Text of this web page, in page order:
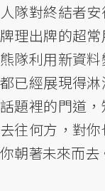
人隊對終結者
牌理出牌的超
熊隊利用新資
都已經展現得
話題裡的門道
去往何方，對
你朝著未來而去